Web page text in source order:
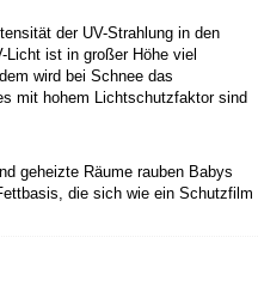
der UV-Strahlung in den
Licht ist in großer Höhe viel
wird bei Schnee das
mit hohem Lichtschutzfaktor sind
geheizte Räume rauben Babys
die sich wie ein Schutzfilm